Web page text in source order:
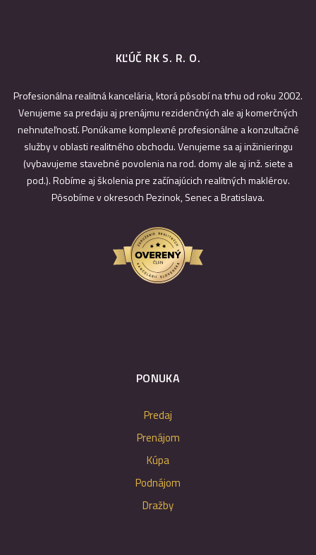
KĽÚČ RK S. R. O.
Profesionálna realitná kancelária, ktorá pôsobí na trhu od roku 2002.
Venujeme sa predaju aj prenájmu rezidenčných ale aj komerčných
nehnuteľností. Ponúkame komplexné profesionálne a konzultačné
služby v oblasti realitného obchodu. Venujeme sa aj inžinieringu
(vybavujeme stavebné povolenia na rod. domy ale aj inž. siete a
pod.). Robíme aj školenia pre začínajúcich realitných maklérov.
Pôsobíme v okresoch Pezinok, Senec a Bratislava.
PONUKA
Predaj
Prenájom
Kúpa
Podnájom
Dražby